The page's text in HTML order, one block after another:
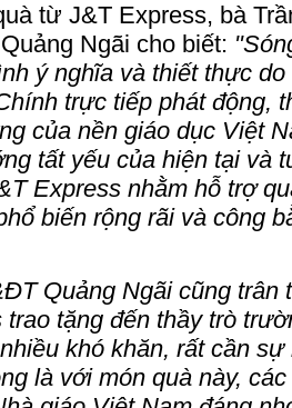
từ J&T Express, bà
Ngãi cho biết:
ý nghĩa và thiết thực
trực tiếp phát động,
của nền giáo dục Việt
tất yếu của hiện tại và
Express nhằm hỗ trợ
biến rộng rãi và công
Quảng Ngãicũng trân
tặng đến thầy trò
khó khăn, rất cần
là với món quà này,